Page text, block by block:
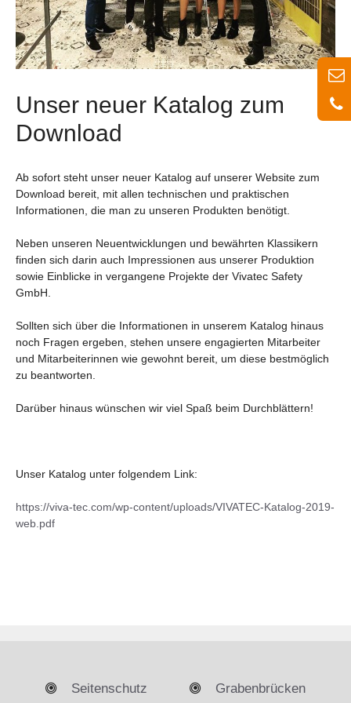
Unser neuer Katalog zum
Download
Ab sofort steht unser neuer Katalog auf unserer Website zum
Download bereit, mit allen technischen und praktischen
Informationen, die man zu unseren Produkten benötigt.
Neben unseren Neuentwicklungen und bewährten Klassikern
finden sich darin auch Impressionen aus unserer Produktion
sowie Einblicke in vergangene Projekte der Vivatec Safety
GmbH.
Sollten sich über die Informationen in unserem Katalog hinaus
noch Fragen ergeben, stehen unsere engagierten Mitarbeiter
und Mitarbeiterinnen wie gewohnt bereit, um diese bestmöglich
zu beantworten.
Darüber hinaus wünschen wir viel Spaß beim Durchblättern!
Unser Katalog unter folgendem Link:
https://viva-tec.com/wp-content/uploads/VIVATEC-Katalog-2019-
web.pdf
Seitenschutz Grabenbrücken